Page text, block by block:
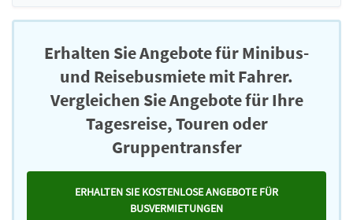
Erhalten Sie Angebote für Minibus-
und Reisebusmiete mit Fahrer.
Vergleichen Sie Angebote für Ihre
Tagesreise, Touren oder
Gruppentransfer
ERHALTEN SIE KOSTENLOSE ANGEBOTE FÜR
BUSVERMIETUNGEN